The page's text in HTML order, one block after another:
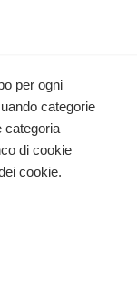
per ogni
categorie
categoria
di cookie
cookie.